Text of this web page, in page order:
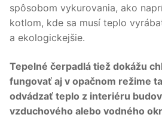
spôsobom vykurovania, ako
kotlom, kde sa musí teplo
a ekologickejšie.
Tepelné čerpadlá tiež dokážu
fungovať aj v opačnom režime
odvádzať teplo z interiéru
vzduchového alebo vodného